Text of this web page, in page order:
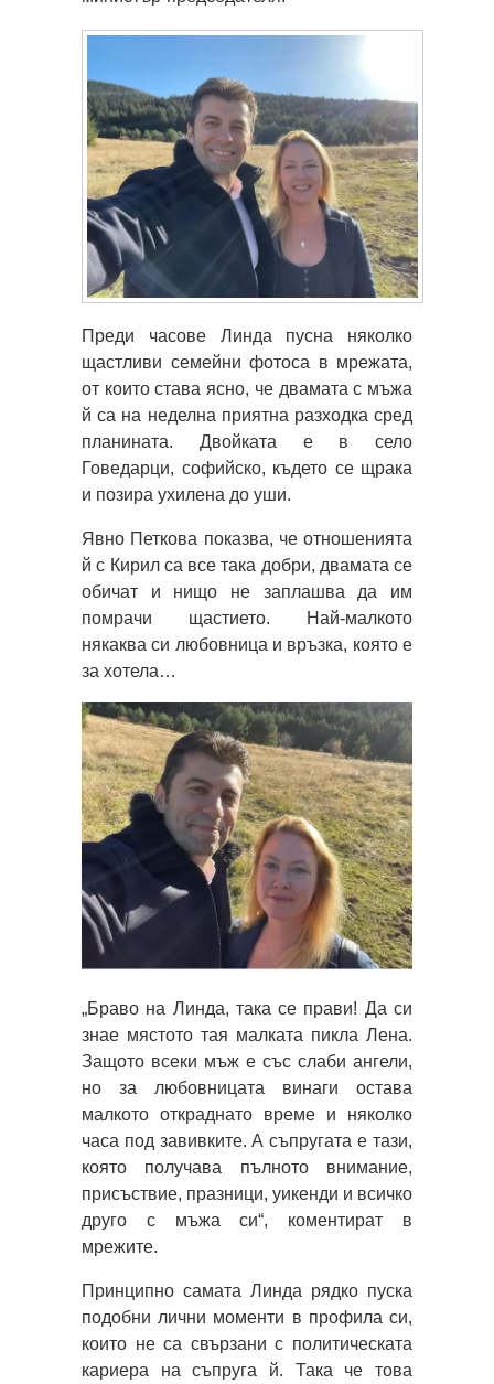
Преди часове Линда пусна няколко
щастливи семейни фотоса в мрежата,
от които става ясно, че двамата с мъжа
й са на неделна приятна разходка сред
планината. Двойката е в село
Говедарци, софийско, където се щрака
и позира ухилена до уши.
Явно Петкова показва, че отношенията
й с Кирил са все така добри, двамата се
обичат и нищо не заплашва да им
помрачи щастието. Най-малкото
някаква си любовница и връзка, която е
за хотела…
„Браво на Линда, така се прави! Да си
знае мястото тая малката пикла Лена.
Защото всеки мъж е със слаби ангели,
но за любовницата винаги остава
малкото откраднато време и няколко
часа под завивките. А съпругата е тази,
която получава пълното внимание,
присъствие, празници, уикенди и всичко
друго с мъжа си“, коментират в
мрежите.
Принципно самата Линда рядко пуска
подобни лични моменти в профила си,
които не са свързани с политическата
кариера на съпруга й. Така че това